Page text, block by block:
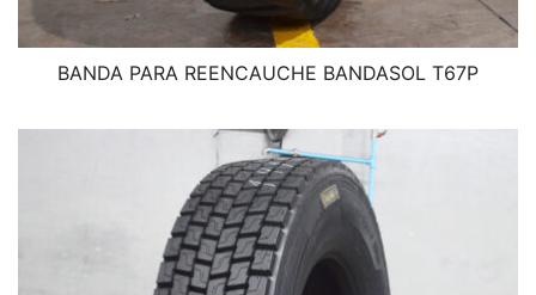
BANDA PARA REENCAUCHE BANDASOL T67P